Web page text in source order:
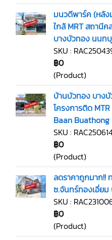
มนวดีพาร์ค (หลัง
ใกล้ MRT สถานี
บางบัวทอง นนท
SKU :
฿0
(Product)
บ้านบัวทอง บาง
โครงการติด
Baan Buathong
SKU :
฿0
(Product)
ลดราคาถูกมาก!!
ซ.จันทร์ทองเอี่ย
SKU :
฿0
(Product)